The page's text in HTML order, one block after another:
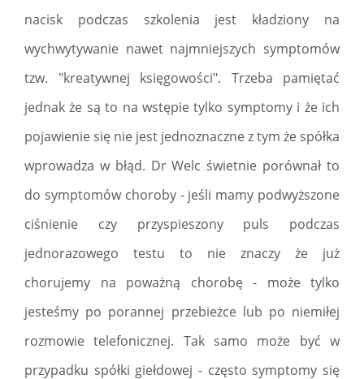
nacisk podczas szkolenia jest kładziony na
wychwytywanie nawet najmniejszych symptomów
tzw. "kreatywnej księgowości". Trzeba pamiętać
jednak że są to na wstępie tylko symptomy i że ich
pojawienie się nie jest jednoznaczne z tym że spółka
wprowadza w błąd. Dr Welc świetnie porównał to
do symptomów choroby - jeśli mamy podwyższone
ciśnienie czy przyspieszony puls podczas
jednorazowego testu to nie znaczy że już
chorujemy na poważną chorobę - może tylko
jesteśmy po porannej przebieżce lub po niemiłej
rozmowie telefonicznej. Tak samo może być w
przypadku spółki giełdowej - często symptomy się